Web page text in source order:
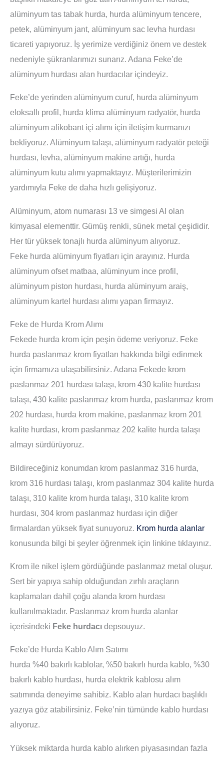
alüminyum tas tabak hurda, hurda alüminyum tencere,
petek, alüminyum jant, alüminyum sac levha hurdası
ticareti yapıyoruz. İş yerimize verdiğiniz önem ve destek
nedeniyle şükranlarımızı sunarız. Adana Feke’de
alüminyum hurdası alan hurdacılar içindeyiz.
Feke’de yerinden alüminyum curuf, hurda alüminyum
eloksallı profil, hurda klima alüminyum radyatör, hurda
alüminyum alikobant içi alımı için iletişim kurmanızı
bekliyoruz. Alüminyum talaşı, alüminyum radyatör peteği
hurdası, levha, alüminyum makine artığı, hurda
alüminyum kutu alımı yapmaktayız. Müşterilerimizin
yardımıyla Feke de daha hızlı gelişiyoruz.
Alüminyum, atom numarası 13 ve simgesi AI olan
kimyasal elementtir. Gümüş renkli, sünek metal çeşididir.
Her tür yüksek tonajlı hurda alüminyum alıyoruz.
Feke hurda alüminyum fiyatları için arayınız. Hurda
alüminyum ofset matbaa, alüminyum ince profil,
alüminyum piston hurdası, hurda alüminyum araiş,
alüminyum kartel hurdası alımı yapan firmayız.
Feke de Hurda Krom Alımı
Fekede hurda krom için peşin ödeme veriyoruz. Feke
hurda paslanmaz krom fiyatları hakkında bilgi edinmek
için firmamıza ulaşabilirsiniz. Adana Fekede krom
paslanmaz 201 hurdası talaşı, krom 430 kalite hurdası
talaşı, 430 kalite paslanmaz krom hurda, paslanmaz krom
202 hurdası, hurda krom makine, paslanmaz krom 201
kalite hurdası, krom paslanmaz 202 kalite hurda talaşı
almayı sürdürüyoruz.
Bildireceğiniz konumdan krom paslanmaz 316 hurda,
krom 316 hurdası talaşı, krom paslanmaz 304 kalite hurda
talaşı, 310 kalite krom hurda talaşı, 310 kalite krom
hurdası, 304 krom paslanmaz hurdası için diğer
firmalardan yüksek fiyat sunuyoruz. Krom hurda alanlar
konusunda bilgi bi şeyler öğrenmek için linkine tıklayınız.
Krom ile nikel işlem gördüğünde paslanmaz metal oluşur.
Sert bir yapıya sahip olduğundan zırhlı araçların
kaplamaları dahil çoğu alanda krom hurdası
kullanılmaktadır. Paslanmaz krom hurda alanlar
içerisindeki Feke hurdacı depsouyuz.
Feke’de Hurda Kablo Alım Satımı
hurda %40 bakırlı kablolar, %50 bakırlı hurda kablo, %30
bakırlı kablo hurdası, hurda elektrik kablosu alım
satımında deneyime sahibiz. Kablo alan hurdacı başlıklı
yazıya göz atabilirsiniz. Feke’nin tümünde kablo hurdası
alıyoruz.
Yüksek miktarda hurda kablo alırken piyasasından fazla